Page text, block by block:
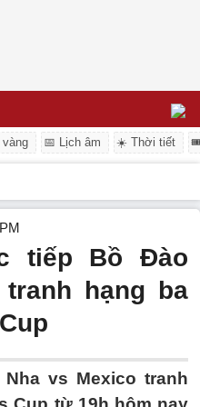
vàng 📅 Lịch âm ☀️ Thời tiết
tiếp Bồ Đào
hạng ba
vs Mexico tranh